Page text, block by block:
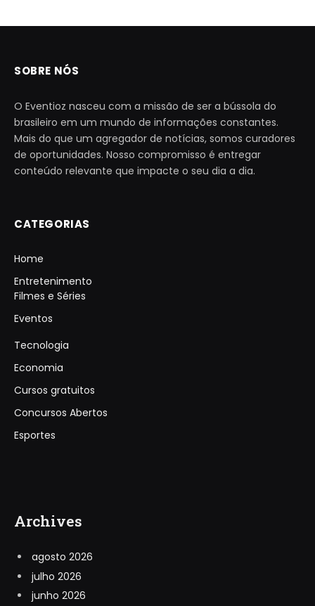
SOBRE NÓS
O Eventioz nasceu com a missão de ser a bússola do
brasileiro em um mundo de informações constantes.
Mais do que um agregador de notícias, somos curadores
de oportunidades. Nosso compromisso é entregar
conteúdo relevante que impacte o seu dia a dia.
CATEGORIAS
Home
Entretenimento
Filmes e Séries
Eventos
Tecnologia
Economia
Cursos gratuitos
Concursos Abertos
Esportes
Archives
agosto 2026
julho 2026
junho 2026